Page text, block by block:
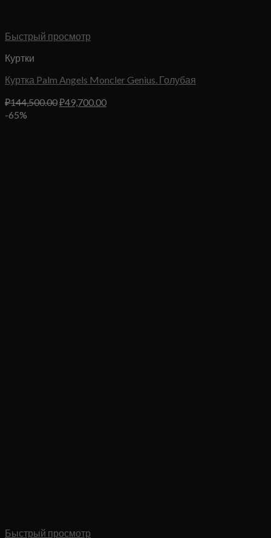
Быстрый просмотр
Куртки
Куртка Palm Angels Moncler Genius. Голубая
₽144,500.00Первоначальная
₽49,700.00Текущая
-65%
Быстрый просмотр